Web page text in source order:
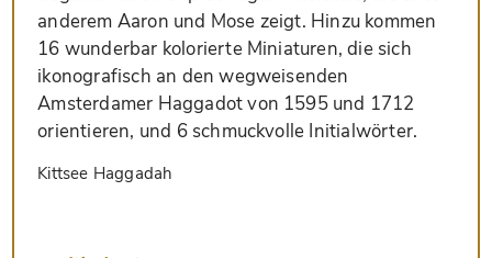
anderem Aaron und Mose zeigt. Hinzu kommen
16 wunderbar kolorierte Miniaturen, die sich
ikonografisch an den wegweisenden
Amsterdamer Haggadot von 1595 und 1712
orientieren, und 6 schmuckvolle Initialwörter.
Kittsee Haggadah